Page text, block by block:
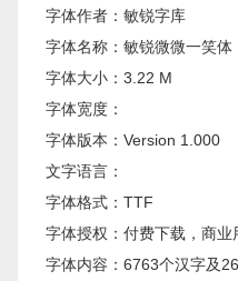
字体作者：敏锐字库
字体名称：敏锐微微一笑体
字体大小：3.22 M
字体宽度：
字体版本：Version 1.000
文字语言：
字体格式：TTF
字体授权：付费下载，商
字体内容：6763个汉字及